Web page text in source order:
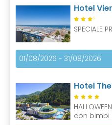
Hotel
S
SPECIALE
01/08/2026 - 31/08/2026
Hotel
con bimbi